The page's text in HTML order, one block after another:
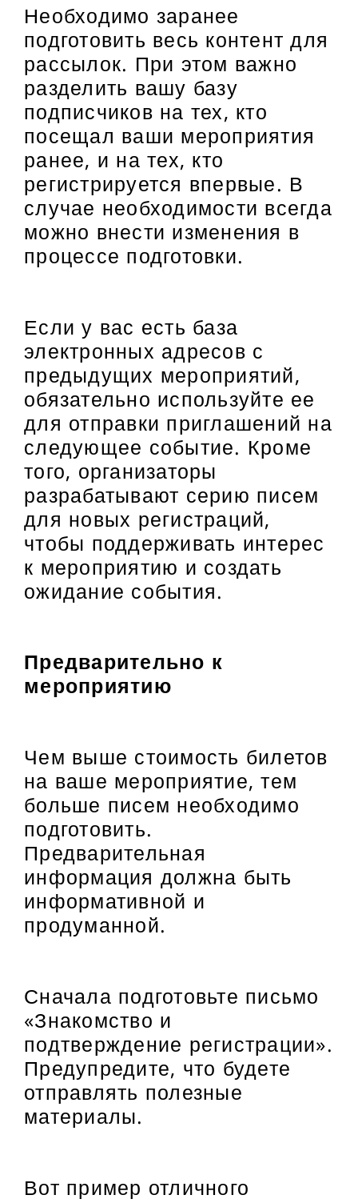
Необходимо заранее
подготовить весь контент для
рассылок. При этом важно
разделить вашу базу
подписчиков на тех, кто
посещал ваши мероприятия
ранее, и на тех, кто
регистрируется впервые. В
случае необходимости всегда
можно внести изменения в
процессе подготовки.
Если у вас есть база
электронных адресов с
предыдущих мероприятий,
обязательно используйте ее
для отправки приглашений на
следующее событие. Кроме
того, организаторы
разрабатывают серию писем
для новых регистраций,
чтобы поддерживать интерес
к мероприятию и создать
ожидание события.
Предварительно к
мероприятию
Чем выше стоимость билетов
на ваше мероприятие, тем
больше писем необходимо
подготовить.
Предварительная
информация должна быть
информативной и
продуманной.
Сначала подготовьте письмо
«Знакомство и
подтверждение регистрации».
Предупредите, что будете
отправлять полезные
материалы.
Вот пример отличного